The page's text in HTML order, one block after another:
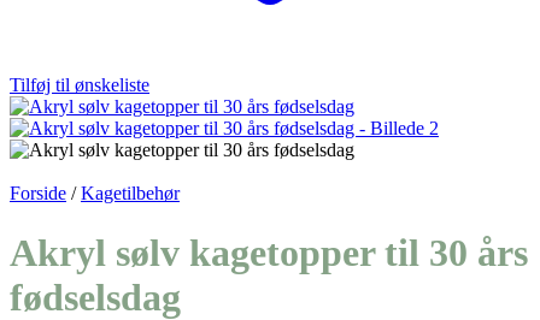
Tilføj til ønskeliste
Forside / Kagetilbehør
Akryl sølv kagetopper til 30 års
fødselsdag